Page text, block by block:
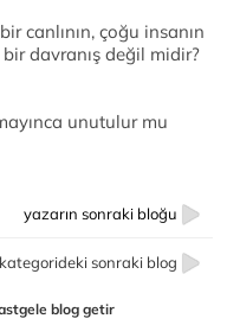
canlının, çoğu insanın
bir davranış değil midir?
unutulur mu
yazarın sonraki bloğu
sonraki blog
blog getir